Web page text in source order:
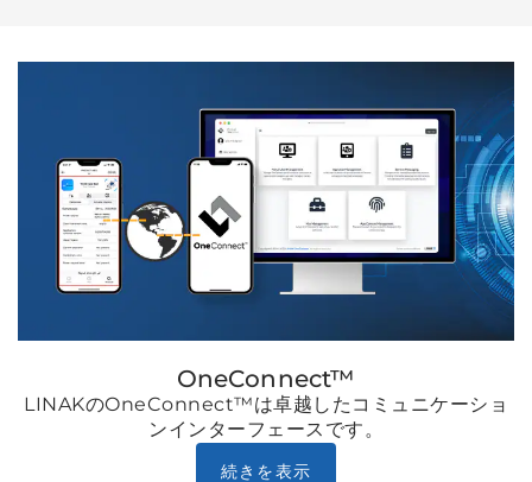
OneConnect™
LINAKのOneConnect™は卓越したコミュニケーショ
ンインターフェースです。
続きを表示